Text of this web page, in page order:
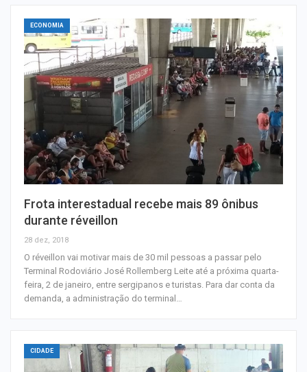
ECONOMIA
Frota interestadual recebe mais 89 ônibus
durante réveillon
28 dez, 2018
O réveillon vai motivar mais de 30 mil pessoas a passar pelo
Terminal Rodoviário José Rollemberg Leite até a próxima quarta-
feira, 2 de janeiro, entre sergipanos e turistas. Para dar conta da
demanda, a administração do terminal…
CIDADE